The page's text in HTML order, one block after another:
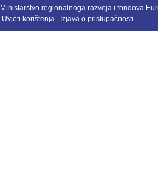
regionalnoga razvoja i fondova
Uvjeti korištenja. Izjava o pristupačnosti.